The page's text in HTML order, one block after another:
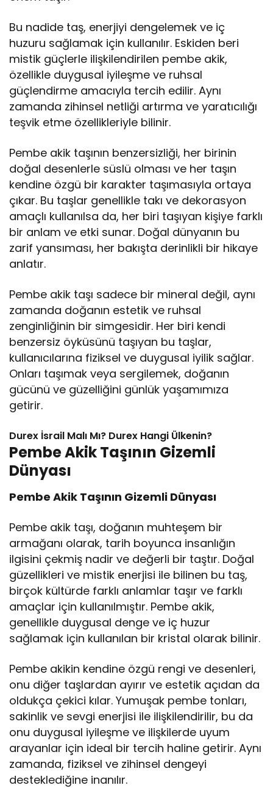
Bu nadide taş, enerjiyi dengelemek ve iç
huzuru sağlamak için kullanılır. Eskiden beri
mistik güçlerle ilişkilendirilen pembe akik,
özellikle duygusal iyileşme ve ruhsal
güçlendirme amacıyla tercih edilir. Aynı
zamanda zihinsel netliği artırma ve yaratıcılığı
teşvik etme özellikleriyle bilinir.
Pembe akik taşının benzersizliği, her birinin
doğal desenlerle süslü olması ve her taşın
kendine özgü bir karakter taşımasıyla ortaya
çıkar. Bu taşlar genellikle takı ve dekorasyon
amaçlı kullanılsa da, her biri taşıyan kişiye farklı
bir anlam ve etki sunar. Doğal dünyanın bu
zarif yansıması, her bakışta derinlikli bir hikaye
anlatır.
Pembe akik taşı sadece bir mineral değil, aynı
zamanda doğanın estetik ve ruhsal
zenginliğinin bir simgesidir. Her biri kendi
benzersiz öyküsünü taşıyan bu taşlar,
kullanıcılarına fiziksel ve duygusal iyilik sağlar.
Onları taşımak veya sergilemek, doğanın
gücünü ve güzelliğini günlük yaşamımıza
getirir.
Durex İsrail Malı Mı? Durex Hangi Ülkenin?
Pembe Akik Taşının Gizemli
Dünyası
Pembe Akik Taşının Gizemli Dünyası
Pembe akik taşı, doğanın muhteşem bir
armağanı olarak, tarih boyunca insanlığın
ilgisini çekmiş nadir ve değerli bir taştır. Doğal
güzellikleri ve mistik enerjisi ile bilinen bu taş,
birçok kültürde farklı anlamlar taşır ve farklı
amaçlar için kullanılmıştır. Pembe akik,
genellikle duygusal denge ve iç huzur
sağlamak için kullanılan bir kristal olarak bilinir.
Pembe akikin kendine özgü rengi ve desenleri,
onu diğer taşlardan ayırır ve estetik açıdan da
oldukça çekici kılar. Yumuşak pembe tonları,
sakinlik ve sevgi enerjisi ile ilişkilendirilir, bu da
onu duygusal iyileşme ve ilişkilerde uyum
arayanlar için ideal bir tercih haline getirir. Aynı
zamanda, fiziksel ve zihinsel dengeyi
desteklediğine inanılır.